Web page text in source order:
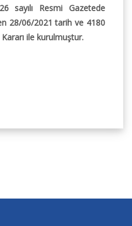
sayılı Resmi Gazetede
28/06/2021 tarih ve 4180
Kararı ile kurulmuştur.